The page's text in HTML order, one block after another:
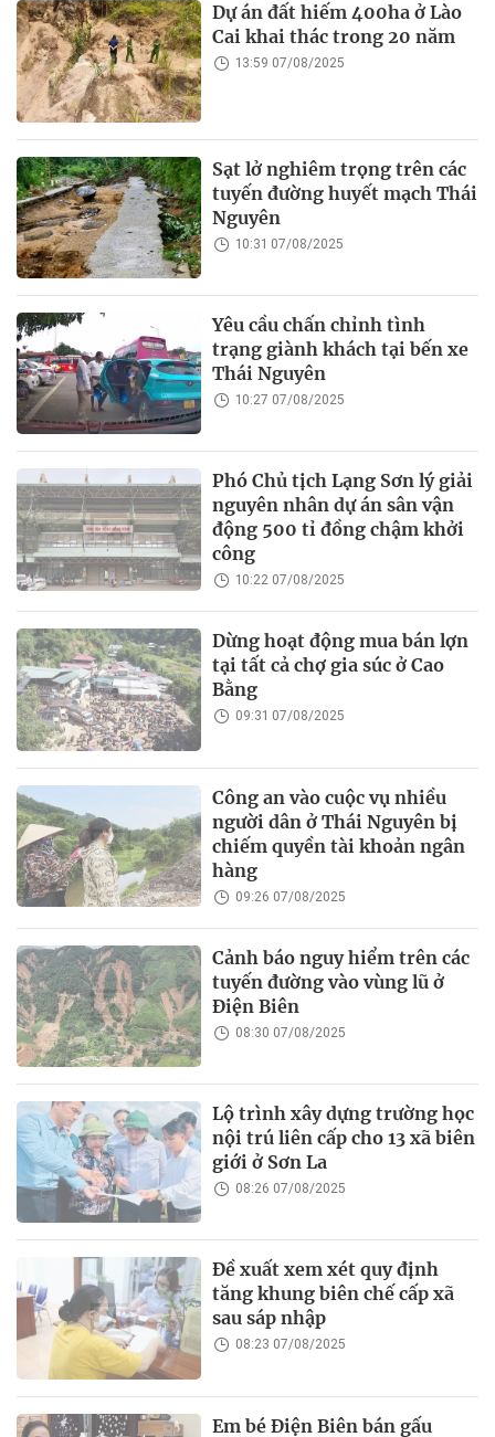
Dự án đất hiếm 400ha ở Lào
Cai khai thác trong 20 năm
13:59 07/08/2025
Sạt lở nghiêm trọng trên các
tuyến đường huyết mạch Thái
Nguyên
10:31 07/08/2025
Yêu cầu chấn chỉnh tình
trạng giành khách tại bến xe
Thái Nguyên
10:27 07/08/2025
Phó Chủ tịch Lạng Sơn lý giải
nguyên nhân dự án sân vận
động 500 tỉ đồng chậm khởi
công
10:22 07/08/2025
Dừng hoạt động mua bán lợn
tại tất cả chợ gia súc ở Cao
Bằng
09:31 07/08/2025
Công an vào cuộc vụ nhiều
người dân ở Thái Nguyên bị
chiếm quyền tài khoản ngân
hàng
09:26 07/08/2025
Cảnh báo nguy hiểm trên các
tuyến đường vào vùng lũ ở
Điện Biên
08:30 07/08/2025
Lộ trình xây dựng trường học
nội trú liên cấp cho 13 xã biên
giới ở Sơn La
08:26 07/08/2025
Đề xuất xem xét quy định
tăng khung biên chế cấp xã
sau sáp nhập
08:23 07/08/2025
Em bé Điện Biên bán gấu